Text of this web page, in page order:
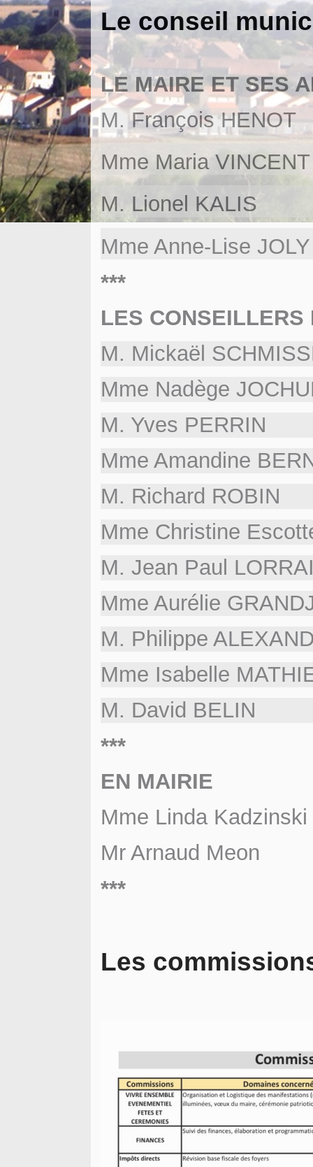
Le conseil
LE MAIRE ET SES
M. François
Mme Maria
M. Lionel
Mme Anne-Lise
***
LES CONSEILLERS
M. Mickaël
Mme Nadège
M. Yves PERRIN
Mme Amandine
M. Richard ROBIN
Mme Christine
M. Jean Paul
Mme Aurélie
M. Philippe
Mme Isabelle
M. David BELIN
***
EN MAIRIE
Mme Linda
Mr Arnaud Meon
***
Les